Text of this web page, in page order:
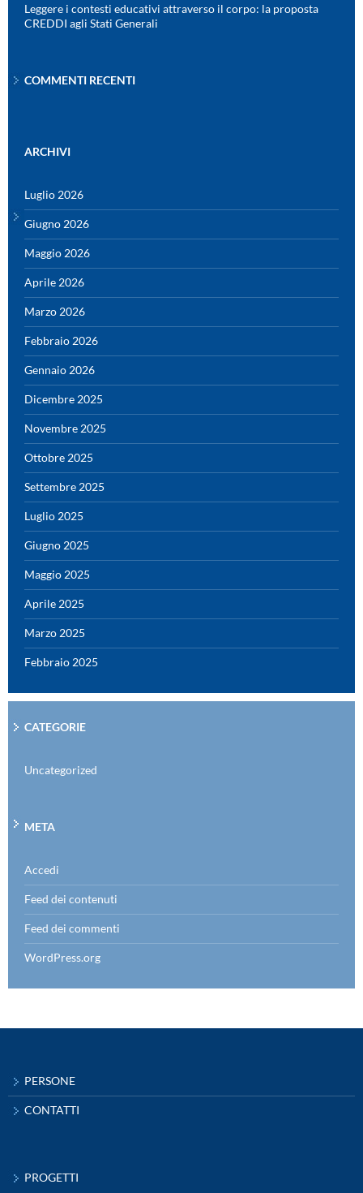
Leggere i contesti educativi attraverso il corpo: la proposta
CREDDI agli Stati Generali
COMMENTI RECENTI
ARCHIVI
Luglio 2026
Giugno 2026
Maggio 2026
Aprile 2026
Marzo 2026
Febbraio 2026
Gennaio 2026
Dicembre 2025
Novembre 2025
Ottobre 2025
Settembre 2025
Luglio 2025
Giugno 2025
Maggio 2025
Aprile 2025
Marzo 2025
Febbraio 2025
CATEGORIE
Uncategorized
META
Accedi
Feed dei contenuti
Feed dei commenti
WordPress.org
PERSONE
CONTATTI
PROGETTI